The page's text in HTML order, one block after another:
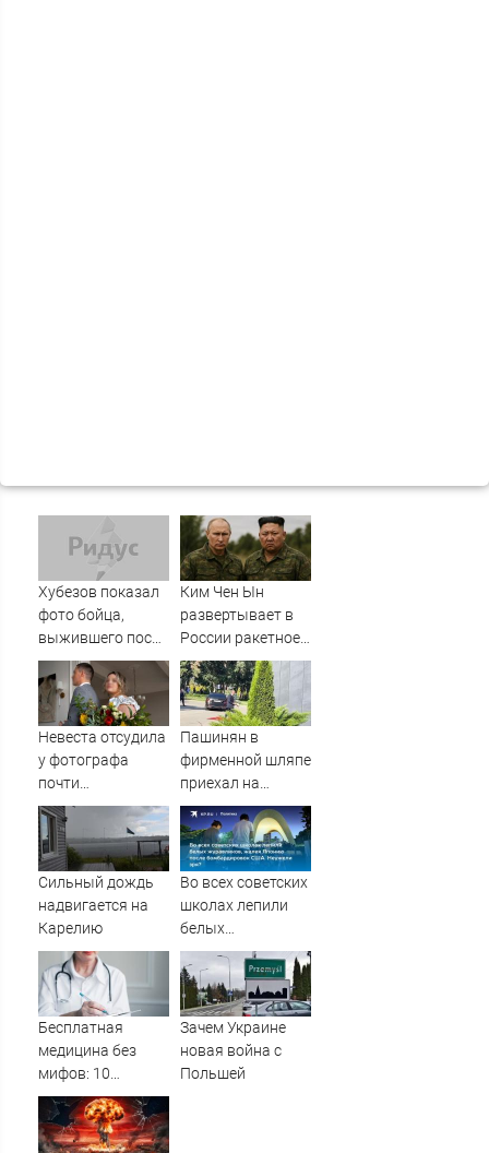
Хубезов показал
фото бойца,
выжившего после
медведя и молнии
Ким Чен Ын
развертывает в
России ракетное
подразделение
для нанесения
ударов по
Украине
Невеста отсудила
у фотографа
почти
полмиллиона
Пашинян в
фирменной шляпе
приехал на
заседание
Межправсовета
ЕАЭС
Сильный дождь
надвигается на
Карелию
Во всех советских
школах лепили
белых
журавликов,
жалея Японию
после
бомбардировок
США. Неужели
зря?
Бесплатная
медицина без
мифов: 10
главных проблем
пациентов ОМС и
способы их
Зачем Украине
новая война с
Польшей